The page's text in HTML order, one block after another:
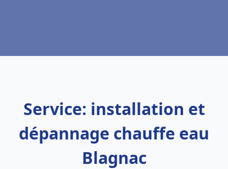
Service: installation et
dépannage chauffe eau
Blagnac